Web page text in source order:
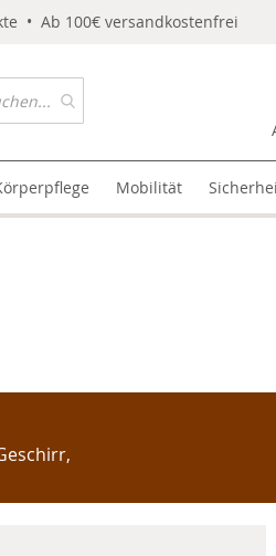
• Ab 100€ versandkostenfrei
Mobilität